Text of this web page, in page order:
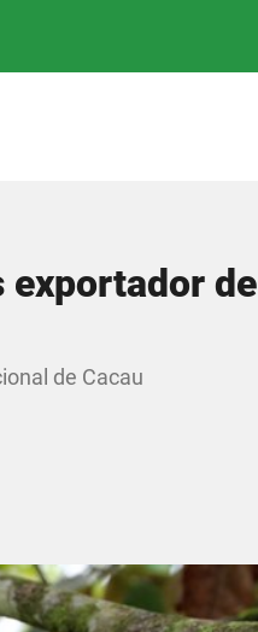
exportador de
de Cacau